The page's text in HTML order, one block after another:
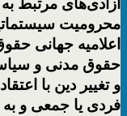
حقوق مدنی و
و تغییر دین با
فردی یا جمعی و به